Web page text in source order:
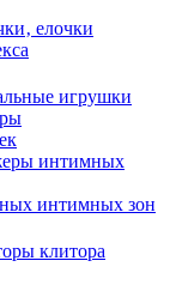
елочки
игрушки
интимных
интимных зон
клитора